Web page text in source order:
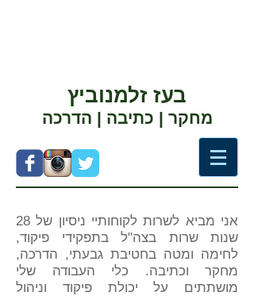
בעז זלמנוביץ
מחקר | כתיבה | הדרכה
אני מביא לשרות לקוחותיי ניסיון של 28
שנות שרות בצה"ל בתפקידי פיקוד,
לחימה ומטה בחטיבת גבעתי, הדרכה,
מחקר וכתיבה. כלי העבודה שלי
מושתתים על יכולת פיקוד וניהול